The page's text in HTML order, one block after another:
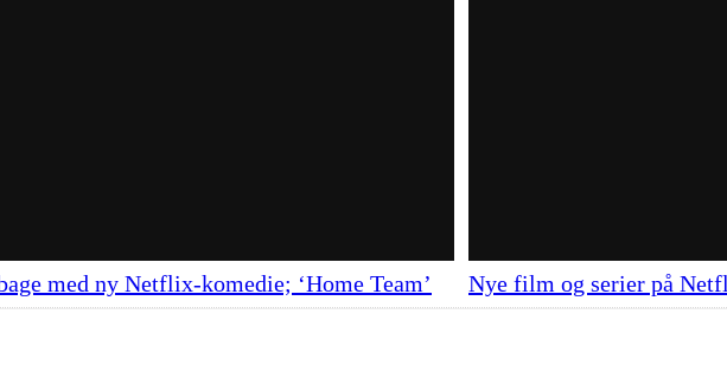
med ny Netflix-komedie; ‘Home Team’ Nye film og serier på